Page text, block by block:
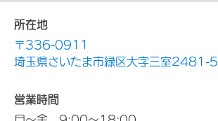
所在地
〒336-0911
埼玉県さいたま市緑区大字三室2481-5
営業時間